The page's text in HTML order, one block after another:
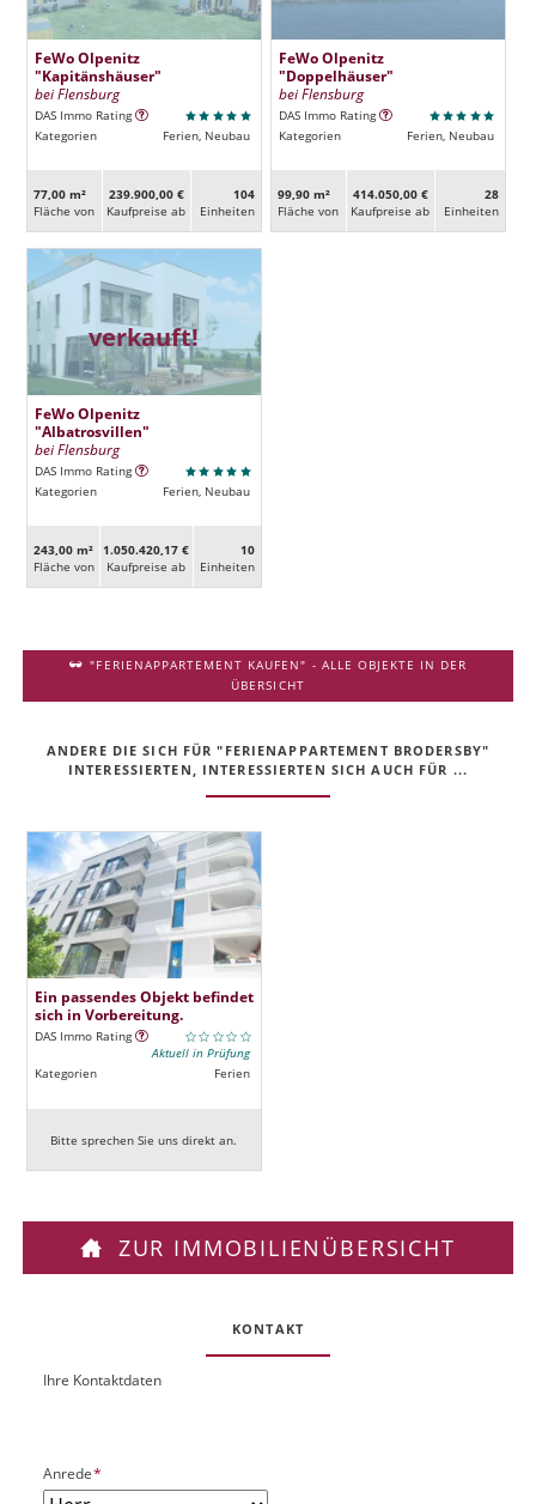
FeWo Olpenitz
"Kapitänshäuser"
bei Flensburg
DAS Immo Rating
Kategorien
Ferien, Neubau
77,00 m²
Fläche von
239.900,00 €
Kaufpreise ab
104
Ein­heiten
FeWo Olpenitz
"Doppelhäuser"
bei Flensburg
DAS Immo Rating
Kategorien
Ferien, Neubau
99,90 m²
Fläche von
414.050,00 €
Kaufpreise ab
28
Ein­heiten
verkauft!
FeWo Olpenitz
"Albatrosvillen"
bei Flensburg
DAS Immo Rating
Kategorien
Ferien, Neubau
243,00 m²
Fläche von
1.050.420,17 €
Kaufpreise ab
10
Ein­heiten
"FERIENAPPARTEMENT KAUFEN" - ALLE OBJEKTE IN DER
ÜBERSICHT
ANDERE DIE SICH FÜR "FERIENAPPARTEMENT BRODERSBY"
INTERESSIERTEN, INTERESSIERTEN SICH AUCH FÜR ...
Ein passendes Objekt befindet
sich in Vorbereitung.
DAS Immo Rating
Aktuell in Prüfung
Kategorien
Ferien
Bitte sprechen Sie uns direkt an.
ZUR IMMOBILIENÜBERSICHT
KONTAKT
O
k
UIhre Kontaktdaten
P
f
Anrede*